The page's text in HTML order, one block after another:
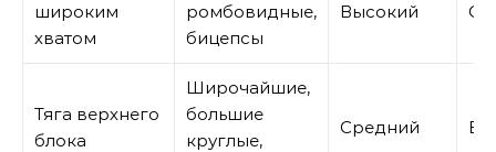
широким
хватом
ромбовидные,
бицепсы
Высокий
Тяга верхнего
блока
Широчайшие,
большие
круглые,
Средний